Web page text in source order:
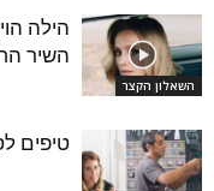
השאלון הקצר
הילה
השיר
טיפים